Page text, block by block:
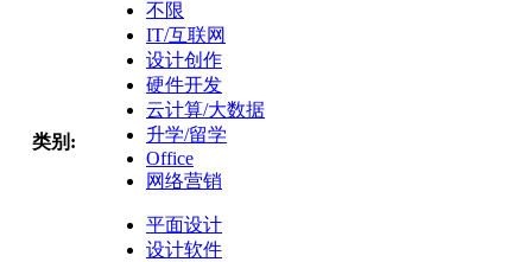
类别:
不限
IT/互联网
设计创作
硬件开发
云计算/大数据
升学/留学
Office
网络营销
平面设计
设计软件